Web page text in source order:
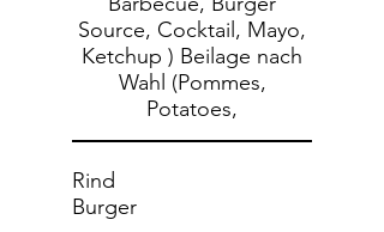
Source, Cocktail, Mayo,
Ketchup ) Beilage nach
Wahl (Pommes,
Potatoes,
Rind
Burger